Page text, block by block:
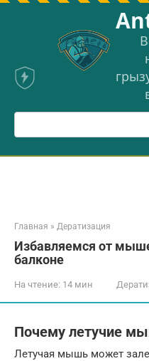
Перейти
Поиск:
Главная » Дератизация
Избавляемся от
балконе
На чтение: 14 мин
Почему летучие
Летучая мышь может